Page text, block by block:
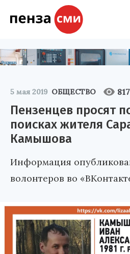
5 мая 2019 ОБЩЕСТВО 817
Пензенцев просят
поисках жителя
Камышова
Информация
волонтеров во